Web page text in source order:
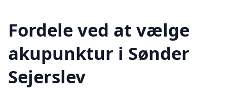
Fordele ved at vælge
akupunktur i Sønder
Sejerslev